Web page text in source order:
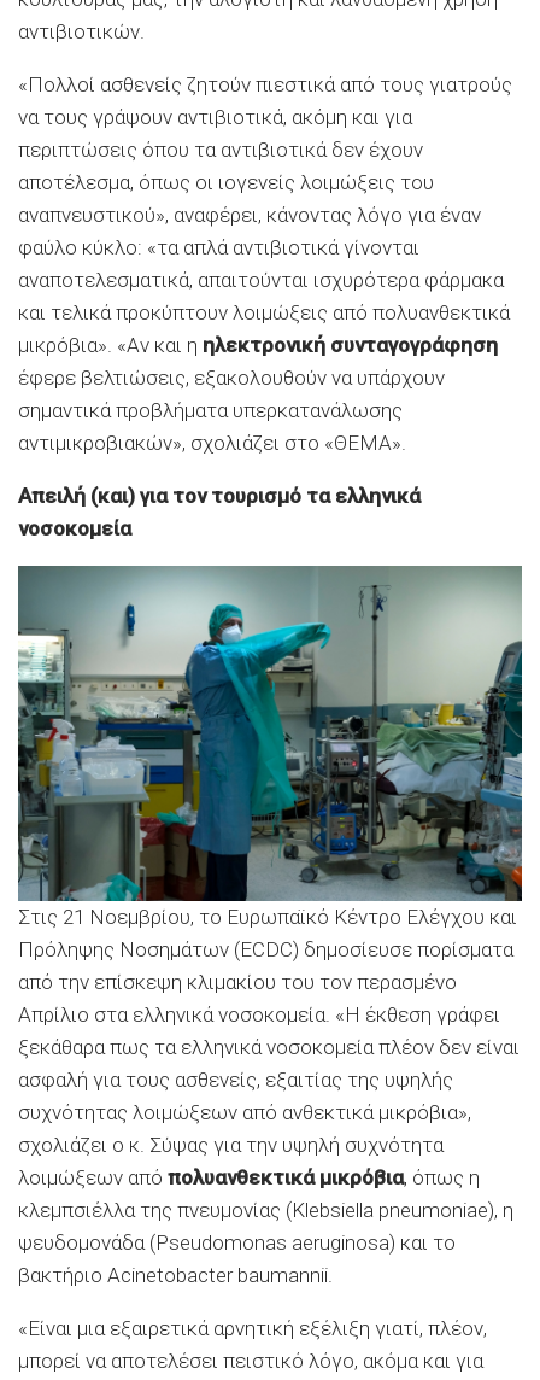
αντιβιοτικών.
«Πολλοί ασθενείς ζητούν πιεστικά από τους γιατρούς
να τους γράψουν αντιβιοτικά, ακόμη και για
περιπτώσεις όπου τα αντιβιοτικά δεν έχουν
αποτέλεσμα, όπως οι ιογενείς λοιμώξεις του
αναπνευστικού», αναφέρει, κάνοντας λόγο για έναν
φαύλο κύκλο: «τα απλά αντιβιοτικά γίνονται
αναποτελεσματικά, απαιτούνται ισχυρότερα φάρμακα
και τελικά προκύπτουν λοιμώξεις από πολυανθεκτικά
μικρόβια». «Αν και η ηλεκτρονική συνταγογράφηση
έφερε βελτιώσεις, εξακολουθούν να υπάρχουν
σημαντικά προβλήματα υπερκατανάλωσης
αντιμικροβιακών», σχολιάζει στο «ΘΕΜΑ».
Απειλή (και) για τον τουρισμό τα ελληνικά
νοσοκομεία
Στις 21 Νοεμβρίου, το Ευρωπαϊκό Κέντρο Ελέγχου και
Πρόληψης Νοσημάτων (ECDC) δημοσίευσε πορίσματα
από την επίσκεψη κλιμακίου του τον περασμένο
Απρίλιο στα ελληνικά νοσοκομεία. «Η έκθεση γράφει
ξεκάθαρα πως τα ελληνικά νοσοκομεία πλέον δεν είναι
ασφαλή για τους ασθενείς, εξαιτίας της υψηλής
συχνότητας λοιμώξεων από ανθεκτικά μικρόβια»,
σχολιάζει ο κ. Σύψας για την υψηλή συχνότητα
λοιμώξεων από πολυανθεκτικά μικρόβια, όπως η
κλεμπσιέλλα της πνευμονίας (Klebsiella pneumoniae), η
ψευδομονάδα (Pseudomonas aeruginosa) και το
βακτήριο Acinetobacter baumannii.
«Είναι μια εξαιρετικά αρνητική εξέλιξη γιατί, πλέον,
μπορεί να αποτελέσει πειστικό λόγο, ακόμα και για